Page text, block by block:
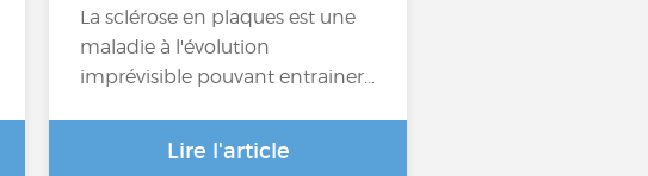
La sclérose en plaques est une
maladie à l'évolution
imprévisible pouvant entrainer…
Lire l'article